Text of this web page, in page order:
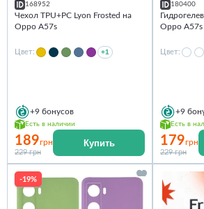
168952
Чехол TPU+PC Lyon Frosted на
Oppo A57s
Цвет: +1
+9 бонусов
Есть в наличии
189грн
229 грн
Купить
180400
Oppo A57s
Цвет:
+9
Есть в
179грн
229 грн
-19%